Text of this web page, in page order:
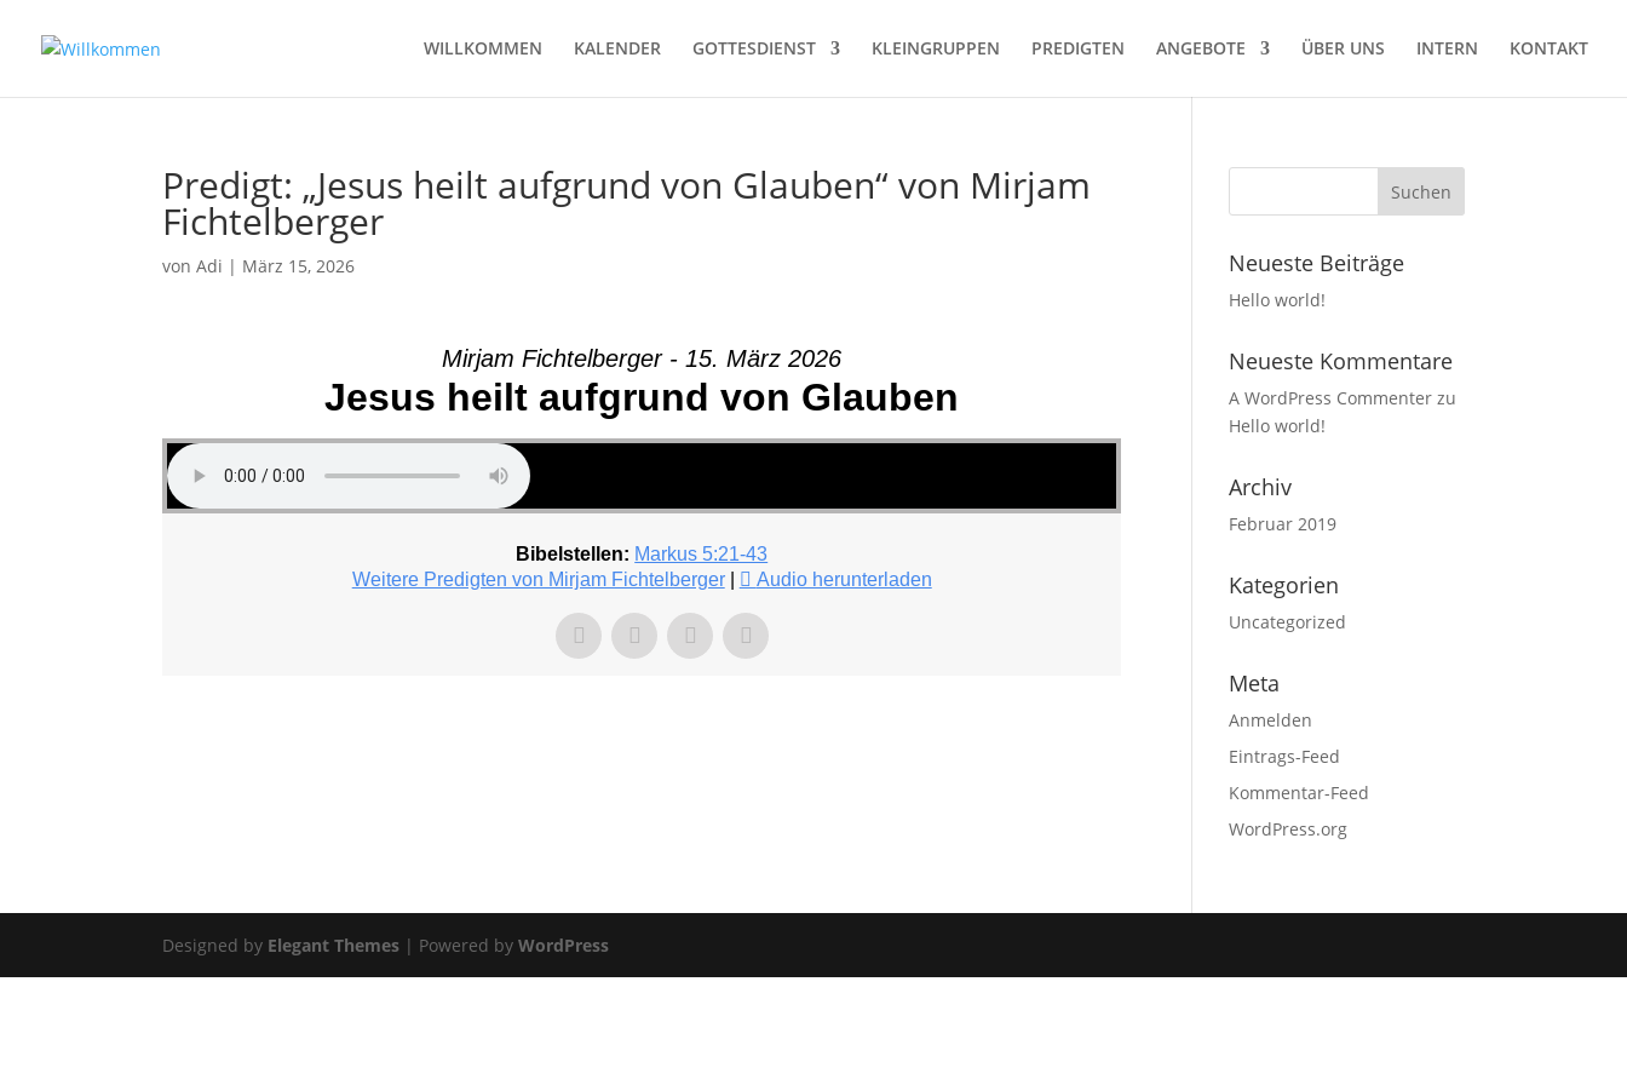
WILLKOMMEN KALENDER GOTTESDIENST KLEINGRUPPEN PREDIGTEN ANGEBOTE ÜBER UNS INTERN KONTAKT
Predigt: „Jesus heilt aufgrund von Glauben“ von Mirjam
Fichtelberger
vonAdi | März 15, 2026
Mirjam Fichtelberger - 15. März 2026
Jesus heilt aufgrund von Glauben
Bibelstellen: Markus 5:21-43
Weitere Predigten von Mirjam Fichtelberger| Audio herunterladen
Neueste Beiträge
Hello world!
Neueste Kommentare
A WordPress Commenter zu
Hello world!
Archiv
Februar 2019
Kategorien
Uncategorized
Meta
Anmelden
Eintrags-Feed
Kommentar-Feed
WordPress.org
Designed by Elegant Themes | Powered byWordPress